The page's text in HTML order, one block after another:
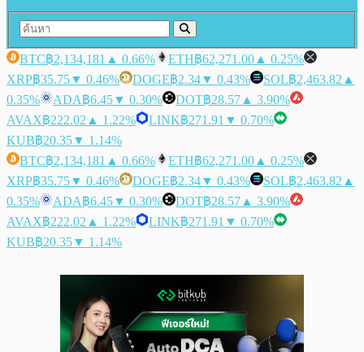
BTC฿2,134,181 ▲ 0.66% ETH฿62,271.00 ▲ 0.25%
XRP฿35.75▼ 0.46% DOGE฿2.34▼ 0.43% SOL฿2,463.82 ▲
0.35%
ADA฿6.45▼ 0.30% DOT฿28.57 ▲ 3.90%
AVAX฿222.02 ▲ 1.22% LINK฿271.91 ▼ 0.70%
KUB฿20.35▼ 1.14%
BTC฿2,134,181 ▲ 0.66% ETH฿62,271.00 ▲ 0.25%
XRP฿35.75▼ 0.46% DOGE฿2.34▼ 0.43% SOL฿2,463.82 ▲
0.35%
ADA฿6.45▼ 0.30% DOT฿28.57 ▲ 3.90%
AVAX฿222.02 ▲ 1.22% LINK฿271.91 ▼ 0.70%
KUB฿20.35▼ 1.14%